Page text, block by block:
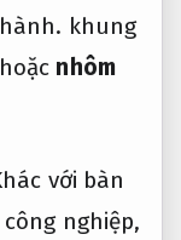
khung
nhôm
với bàn
nghiệp,